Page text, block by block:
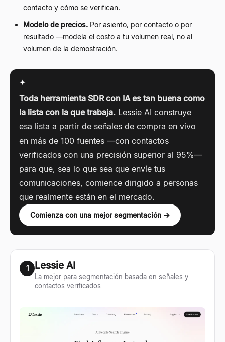
contacto y cómo se verifican.
Modelo de precios. Por asiento, por contacto o por
resultado —modela el costo a tu volumen real, no al
volumen de la demostración.
✦
Toda herramienta SDR con IA es tan buena como
la lista con la que trabaja. Lessie AI construye
esa lista a partir de señales de compra en vivo
en más de 100 fuentes —con contactos
verificados con una precisión superior al 95%—
para que, sea lo que sea que envíe tus
comunicaciones, comience dirigido a personas
que realmente están en el mercado.
Comienza con una mejor segmentación →
1 Lessie AI
La mejor para segmentación basada en señales y
contactos verificados